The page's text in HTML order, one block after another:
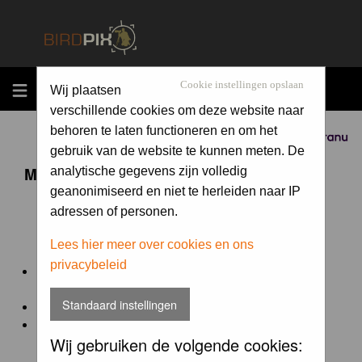
MENU
Sponsored by
Cookie instellingen opslaan
Wij plaatsen
verschillende cookies om deze website naar
behoren te laten functioneren en om het
gebruik van de website te kunnen meten. De
analytische gegevens zijn volledig
geanonimiseerd en niet te herleiden naar IP
adressen of personen.
Lees hier meer over cookies en ons
privacybeleid
Standaard instellingen
Wij gebruiken de volgende cookies:
Maandopdracht 'lentekriebels'
De maandopdracht van Birdpix is een competitie voor
en door de Birdpix fotografen community:
Het onderwerp van de opdracht wordt bepaald door de
winnaar van de laatste maandopdracht
De community nomineert de winnaar.
Geregistreerde gebruikers van Birdpix kunnen onder
deze voorwaardendeelnemen.